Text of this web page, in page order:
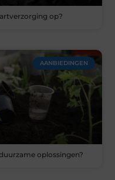
op?
AANBIEDINGEN
oplossingen?